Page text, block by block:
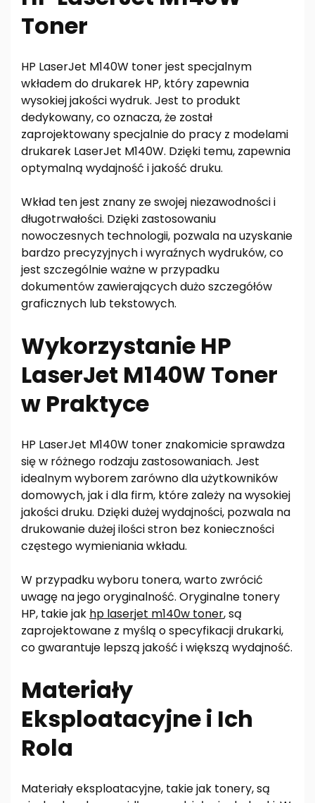
Toner
HP LaserJet M140W toner jest specjalnym
wkładem do drukarek HP, który zapewnia
wysokiej jakości wydruk. Jest to produkt
dedykowany, co oznacza, że został
zaprojektowany specjalnie do pracy z modelami
drukarek LaserJet M140W. Dzięki temu, zapewnia
optymalną wydajność i jakość druku.
Wkład ten jest znany ze swojej niezawodności i
długotrwałości. Dzięki zastosowaniu
nowoczesnych technologii, pozwala na uzyskanie
bardzo precyzyjnych i wyraźnych wydruków, co
jest szczególnie ważne w przypadku
dokumentów zawierających dużo szczegółów
graficznych lub tekstowych.
Wykorzystanie HP
LaserJet M140W Toner
w Praktyce
HP LaserJet M140W toner znakomicie sprawdza
się w różnego rodzaju zastosowaniach. Jest
idealnym wyborem zarówno dla użytkowników
domowych, jak i dla firm, które zależy na wysokiej
jakości druku. Dzięki dużej wydajności, pozwala na
drukowanie dużej ilości stron bez konieczności
częstego wymieniania wkładu.
W przypadku wyboru tonera, warto zwrócić
uwagę na jego oryginalność. Oryginalne tonery
HP, takie jak hp laserjet m140w toner, są
zaprojektowane z myślą o specyfikacji drukarki,
co gwarantuje lepszą jakość i większą wydajność.
Materiały
Eksploatacyjne i Ich
Rola
Materiały eksploatacyjne, takie jak tonery, są